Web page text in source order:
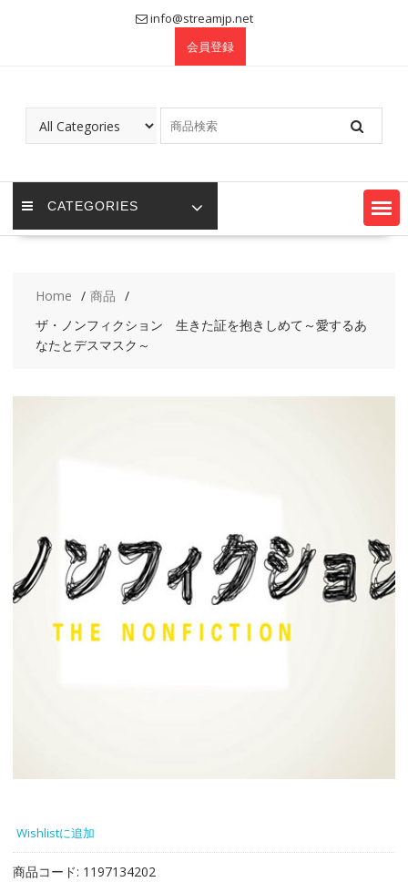
info@streamjp.net
会員登録
CATEGORIES
Home
商品
ザ・ノンフィクション 生きた証を抱きしめて～愛するあ
なたとデスマスク～
Wishlistに追加
商品コード: 1197134202